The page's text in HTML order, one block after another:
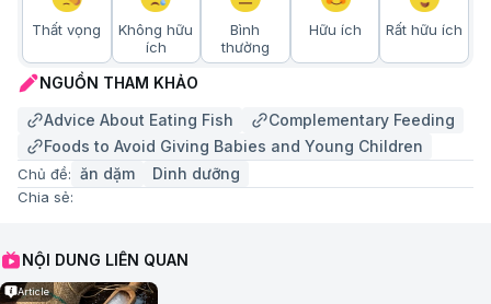
Thất vọng
Không hữu
ích
Bình
thường
Hữu ích Rất hữu ích
NGUỒN THAM KHẢO
Advice About Eating Fish
Complementary Feeding
Foods to Avoid Giving Babies and Young Children
Chủ đề: ăn dặm Dinh dưỡng
Chia sẻ:
NỘI DUNG LIÊN QUAN
Article